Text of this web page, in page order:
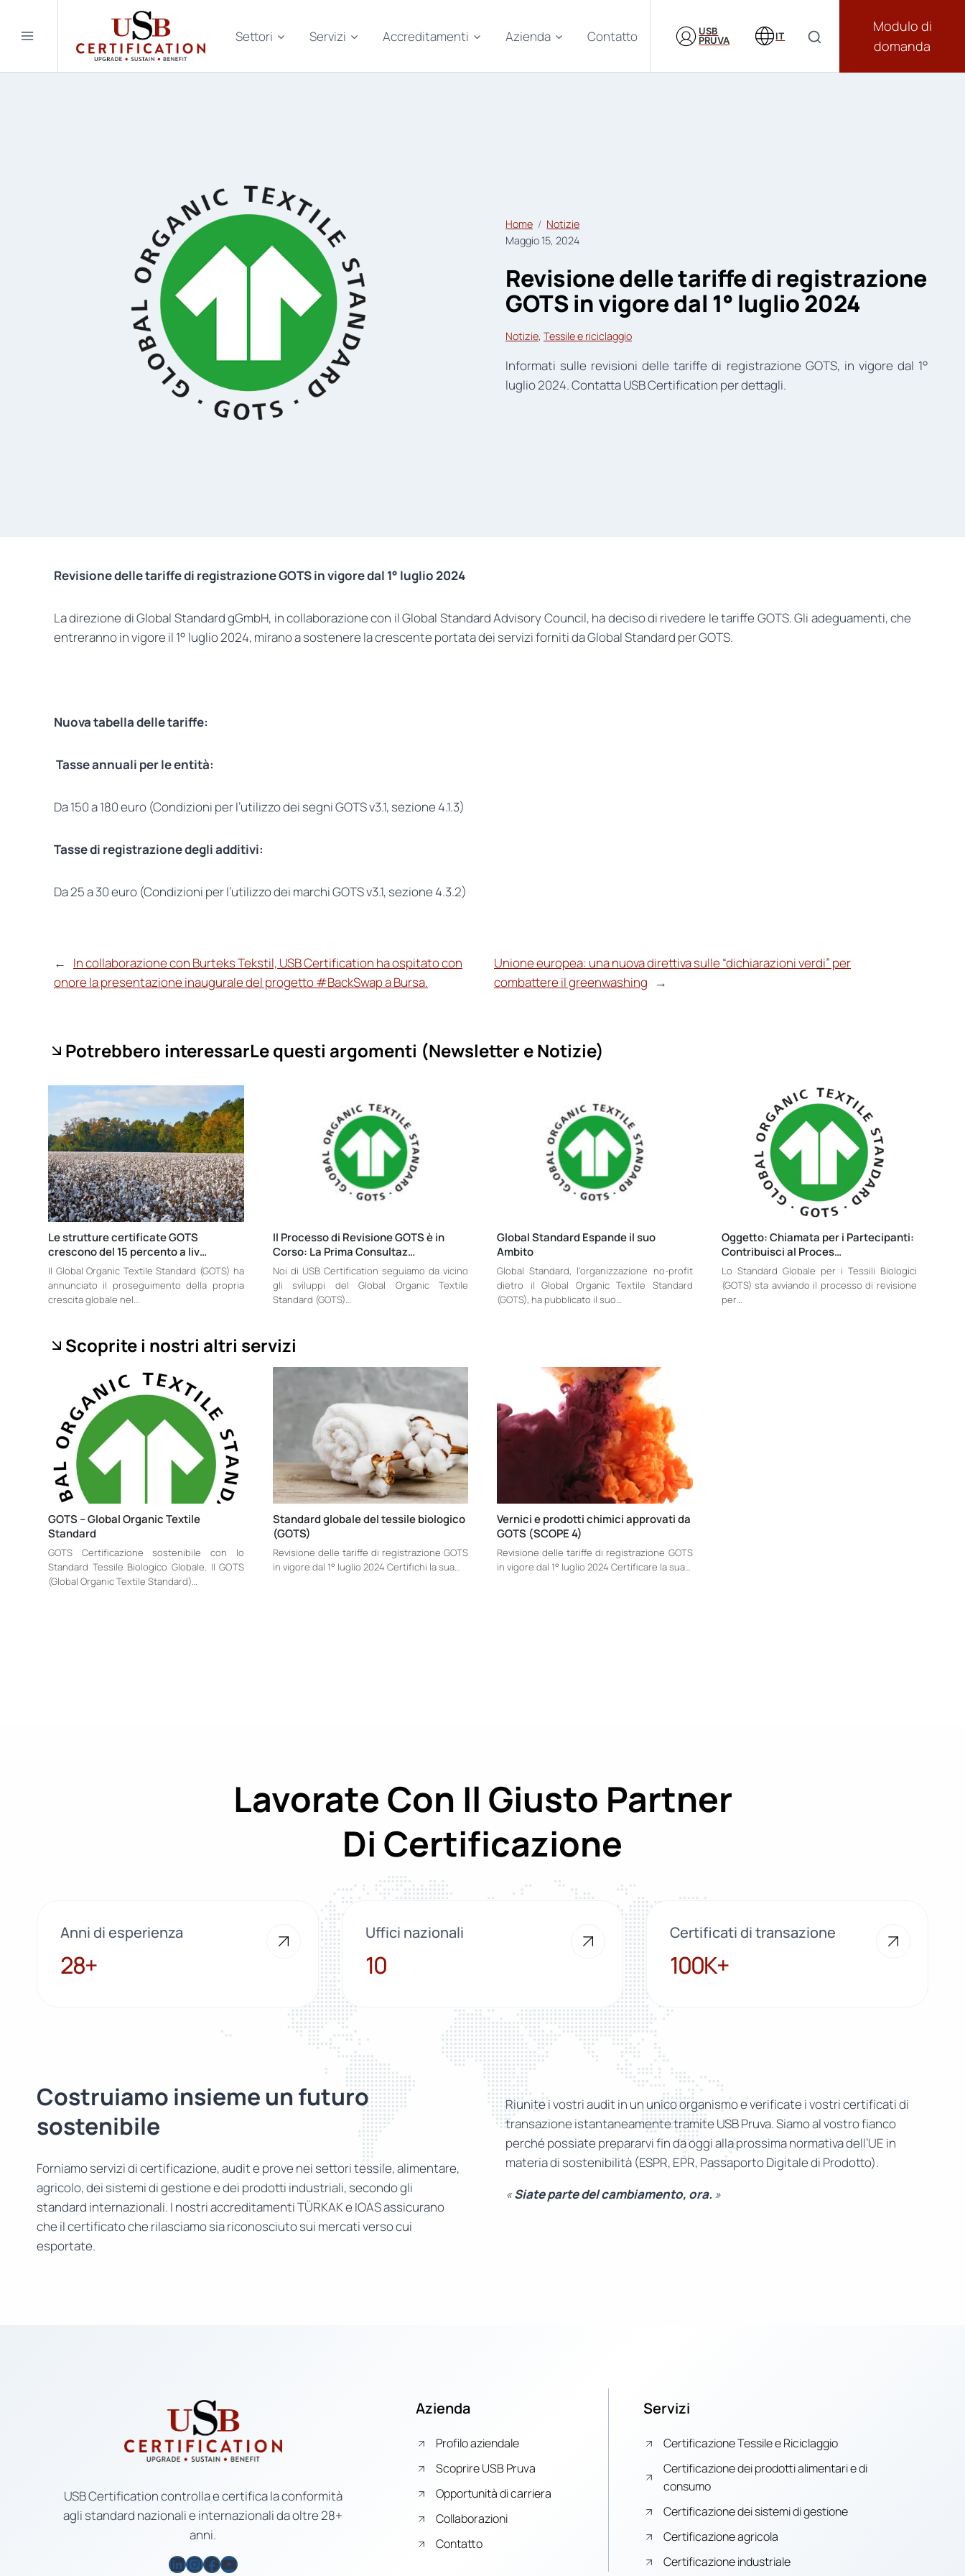
Settori Servizi Accreditamenti Azienda Contatto
USB
PRUVA
IT
Modulo di
domanda
Home
Notizie
Maggio 15, 2024
Revisione delle tariffe di registrazione
GOTS in vigore dal 1° luglio 2024
Notizie, Tessile e riciclaggio
Informati sulle revisioni delle tariffe di registrazione GOTS, in vigore dal 1°
luglio 2024. Contatta USB Certification per dettagli.
Revisione delle tariffe di registrazione GOTS in vigore dal 1° luglio 2024
La direzione di Global Standard gGmbH, in collaborazione con il Global Standard Advisory Council, ha deciso di rivedere le tariffe GOTS. Gli adeguamenti, che
entreranno in vigore il 1° luglio 2024, mirano a sostenere la crescente portata dei servizi forniti da Global Standard per GOTS.
Nuova tabella delle tariffe:
Tasse annuali per le entità:
Da 150 a 180 euro (Condizioni per l’utilizzo dei segni GOTS v3.1, sezione 4.1.3)
Tasse di registrazione degli additivi:
Da 25 a 30 euro (Condizioni per l’utilizzo dei marchi GOTS v3.1, sezione 4.3.2)
←
In collaborazione con Burteks Tekstil, USB Certification ha ospitato con
onore la presentazione inaugurale del progetto #BackSwap a Bursa.
Unione europea: una nuova direttiva sulle “dichiarazioni verdi” per
combattere il greenwashing
→
Potrebbero interessarLe questi argomenti (Newsletter e Notizie)
Le strutture certificate GOTS
crescono del 15 percento a liv…
Il Global Organic Textile Standard (GOTS) ha
annunciato il proseguimento della propria
crescita globale nel…
Il Processo di Revisione GOTS è in
Corso: La Prima Consultaz…
Noi di USB Certification seguiamo da vicino
gli sviluppi del Global Organic Textile
Standard (GOTS)…
Global Standard Espande il suo
Ambito
Global Standard, l’organizzazione no-profit
dietro il Global Organic Textile Standard
(GOTS), ha pubblicato il suo…
Oggetto: Chiamata per i Partecipanti:
Contribuisci al Proces…
Lo Standard Globale per i Tessili Biologici
(GOTS) sta avviando il processo di revisione
per…
Scoprite i nostri altri servizi
GOTS – Global Organic Textile
Standard
GOTS Certificazione sostenibile con lo
Standard Tessile Biologico Globale. Il GOTS
(Global Organic Textile Standard)…
Standard globale del tessile biologico
(GOTS)
Revisione delle tariffe di registrazione GOTS
in vigore dal 1° luglio 2024 Certifichi la sua…
Vernici e prodotti chimici approvati da
GOTS (SCOPE 4)
Revisione delle tariffe di registrazione GOTS
in vigore dal 1° luglio 2024 Certificare la sua…
Lavorate Con Il Giusto Partner
Di Certificazione
Anni di esperienza
28+
28+
Uffici nazionali
10
10
Certificati di transazione
100K+
100K+
Costruiamo insieme un futuro
sostenibile
Forniamo servizi di certificazione, audit e prove nei settori tessile, alimentare,
agricolo, dei sistemi di gestione e dei prodotti industriali, secondo gli
standard internazionali. I nostri accreditamenti TÜRKAK e IOAS assicurano
che il certificato che rilasciamo sia riconosciuto sui mercati verso cui
esportate.
Riunite i vostri audit in un unico organismo e verificate i vostri certificati di
transazione istantaneamente tramite USB Pruva. Siamo al vostro fianco
perché possiate prepararvi fin da oggi alla prossima normativa dell’UE in
materia di sostenibilità (ESPR, EPR, Passaporto Digitale di Prodotto).
«Siate parte del cambiamento, ora. »
USB Certification controlla e certifica la conformità
agli standard nazionali e internazionali da oltre 28+
anni.
LinkedIn
Instagram
Facebook
YouTube
Azienda
Profilo aziendale
Scoprire USB Pruva
Opportunità di carriera
Collaborazioni
Contatto
Servizi
Certificazione Tessile e Riciclaggio
Certificazione dei prodotti alimentari e di
consumo
Certificazione dei sistemi di gestione
Certificazione agricola
Certificazione industriale